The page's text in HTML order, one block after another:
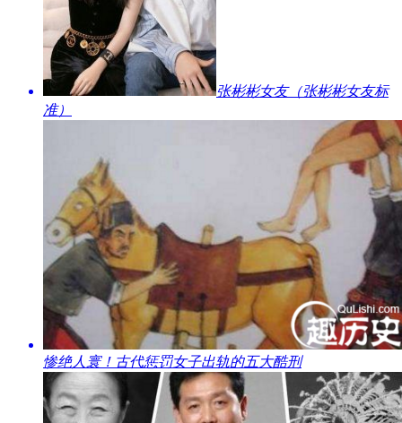
​张彬彬女友（张彬彬女友标
准）
​惨绝人寰！古代惩罚女子出轨的五大酷刑